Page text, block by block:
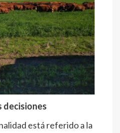
decisiones
está referido a la